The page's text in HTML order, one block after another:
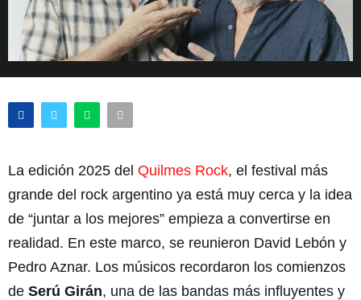
La edición 2025 del Quilmes Rock, el festival más
grande del rock argentino ya está muy cerca y la idea
de “juntar a los mejores” empieza a convertirse en
realidad. En este marco, se reunieron David Lebón y
Pedro Aznar. Los músicos recordaron los comienzos
de Serú Girán, una de las bandas más influyentes y